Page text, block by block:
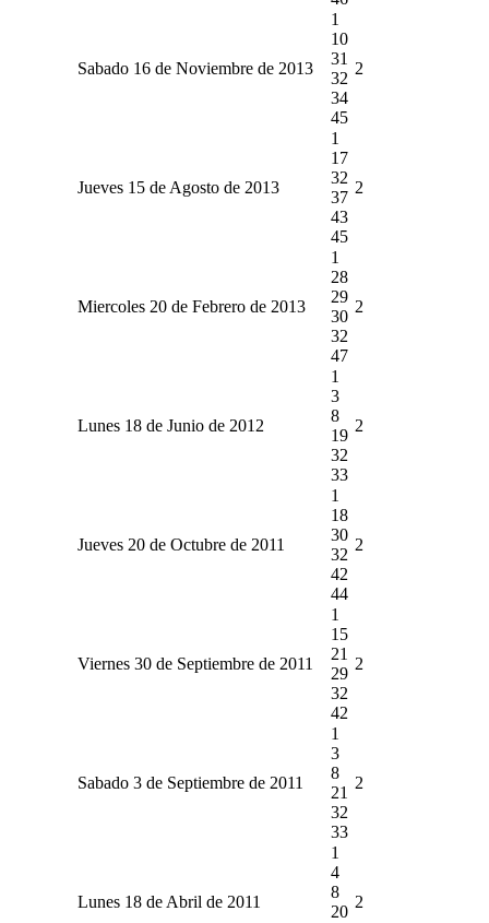
Sabado 16 de Noviembre de 2013
1
10
31
32
34
45
2
Jueves 15 de Agosto de 2013
1
17
32
37
43
45
2
Miercoles 20 de Febrero de 2013
1
28
29
30
32
47
2
Lunes 18 de Junio de 2012
1
3
8
19
32
33
2
Jueves 20 de Octubre de 2011
1
18
30
32
42
44
2
Viernes 30 de Septiembre de 2011
1
15
21
29
32
42
2
Sabado 3 de Septiembre de 2011
1
3
8
21
32
33
2
Lunes 18 de Abril de 2011
1
4
8
20
2